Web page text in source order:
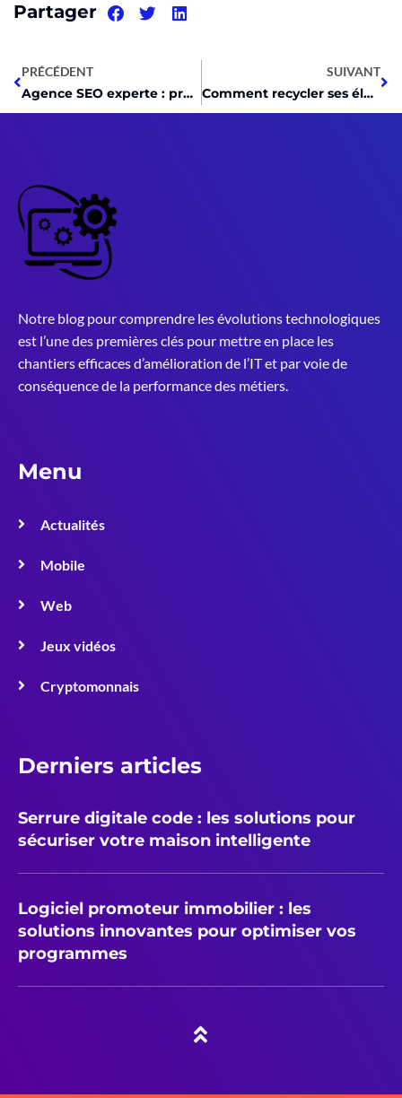
Partager
PRÉCÉDENT
Agence SEO experte : propulsez votre site dans le top Google
SUIVANT
Comment recycler ses électroménagers usagés ?
Notre blog pour comprendre les évolutions technologiques
est l’une des premières clés pour mettre en place les
chantiers efficaces d’amélioration de l’IT et par voie de
conséquence de la performance des métiers.
Menu
Actualités
Mobile
Web
Jeux vidéos
Cryptomonnais
Derniers articles
Serrure digitale code : les solutions pour
sécuriser votre maison intelligente
Logiciel promoteur immobilier : les
solutions innovantes pour optimiser vos
programmes